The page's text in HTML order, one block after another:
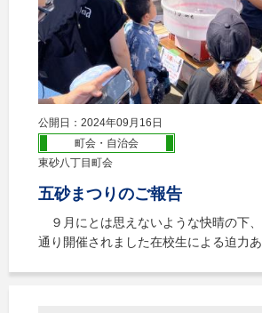
公開日：2024年09月16日
町会・自治会
東砂八丁目町会
五砂まつりのご報告
９月にとは思えないような快晴の下
通り開催されました在校生による迫力あ